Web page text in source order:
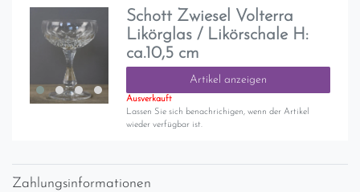
Schott Zwiesel Volterra
Likörglas / Likörschale H:
ca.10,5 cm
Artikel anzeigen
Ausverkauft
Lassen Sie sich benachrichigen, wenn der Artikel
wieder verfügbar ist.
Zahlungsinformationen